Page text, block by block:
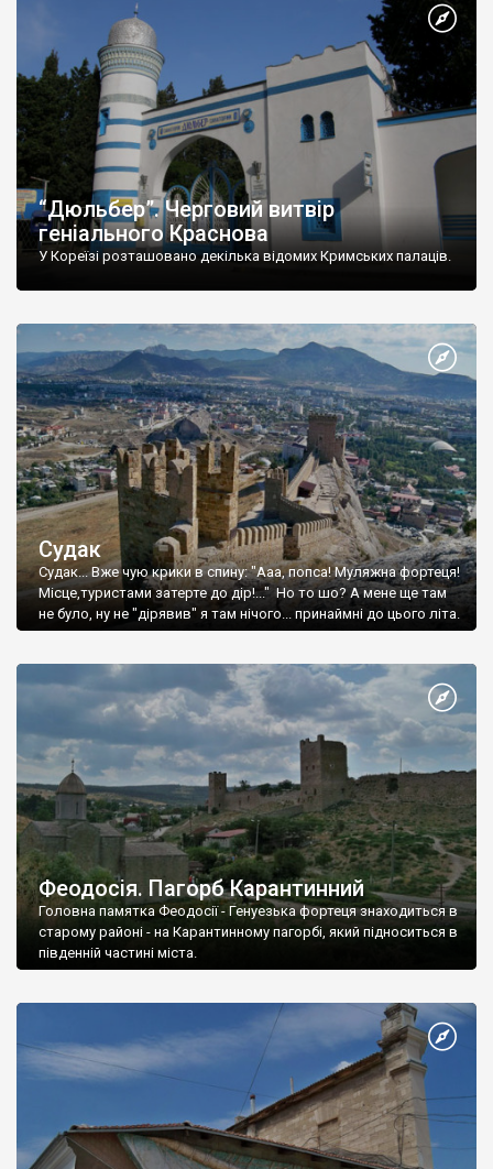
“Дюльбер”. Черговий витвір
геніального Краснова
У Кореїзі розташовано декілька відомих Кримських палаців.
Судак
Судак... Вже чую крики в спину: "Ааа, попса! Муляжна фортеця!
Місце,туристами затерте до дір!..." Но то шо? А мене ще там
не було, ну не "дірявив" я там нічого... принаймні до цього літа.
Феодосія. Пагорб Карантинний
Головна памятка Феодосії - Генуезька фортеця знаходиться в
старому районі - на Карантинному пагорбі, який підноситься в
південній частині міста.